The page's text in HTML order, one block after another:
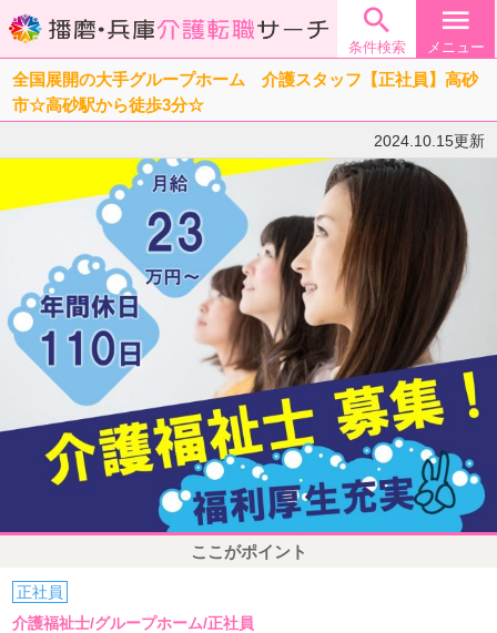

条件検索
menu
メニュー
全国展開の大手グループホーム 介護スタッフ【正社員】高砂
市☆高砂駅から徒歩3分☆
2024.10.15更新
ここがポイント
正社員
介護福祉士/グループホーム/正社員